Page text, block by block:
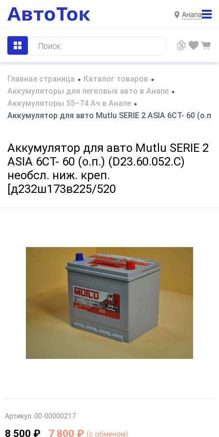
Анапа
Главная страница • Каталог товаров •
Аккумуляторы для легковых авто в Анапе •
Аккумуляторы 55–74 Ач в Анапе •
Аккумулятор для авто Mutlu SERIE 2 ASIA 6CT- 60
Аккумулятор для авто Mutlu SERIE 2
ASIA 6CT- 60 (о.п.) (D23.60.052.C)
необсл. ниж. креп.
[д232ш173в225/520
Артикул: 00-00000217
8 500 ₽ 7 800 ₽ (c обменом)